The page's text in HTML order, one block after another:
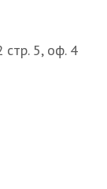
стр. 5, оф. 4